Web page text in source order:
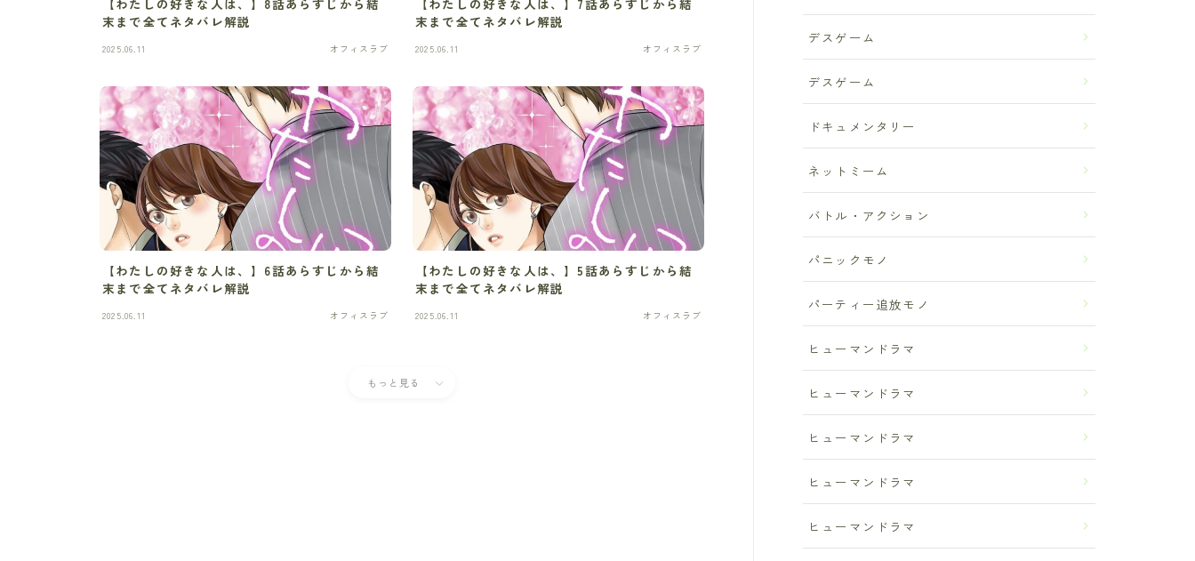
【わたしの好きな人は、】8話あらすじから結
末まで全てネタバレ解説
2025.06.11 オフィスラブ
【わたしの好きな人は、】7話あらすじから結
末まで全てネタバレ解説
2025.06.11 オフィスラブ
【わたしの好きな人は、】6話あらすじから結
末まで全てネタバレ解説
2025.06.11 オフィスラブ
【わたしの好きな人は、】5話あらすじから結
末まで全てネタバレ解説
2025.06.11 オフィスラブ
もっと見る
デスゲーム
デスゲーム
ドキュメンタリー
ネットミーム
バトル・アクション
パニックモノ
パーティー追放モノ
ヒューマンドラマ
ヒューマンドラマ
ヒューマンドラマ
ヒューマンドラマ
ヒューマンドラマ